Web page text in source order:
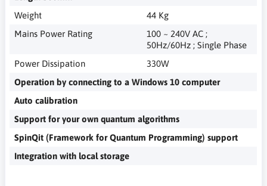
Weight
44 Kg
Mains Power Rating
100 ~ 240V AC ;
50Hz/60Hz ; Single Phase
Power Dissipation
330W
Operation by connecting to a Windows 10 computer
Auto calibration
Support for your own quantum algorithms
SpinQit (Framework for Quantum Programming) support
Integration with local storage